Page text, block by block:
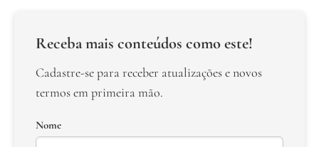
Receba mais conteúdos como este!
Cadastre-se para receber atualizações e novos
termos em primeira mão.
Nome